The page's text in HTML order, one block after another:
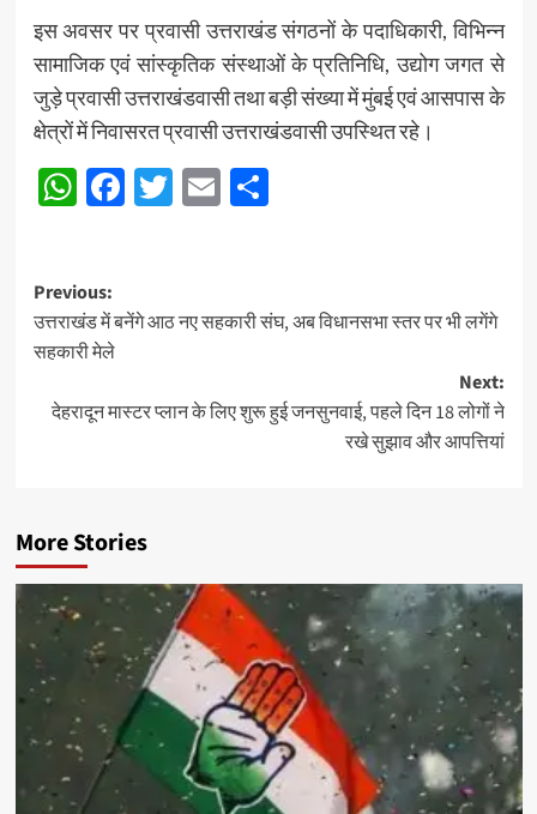
इस अवसर पर प्रवासी उत्तराखंड संगठनों के पदाधिकारी, विभिन्न
सामाजिक एवं सांस्कृतिक संस्थाओं के प्रतिनिधि, उद्योग जगत से
जुड़े प्रवासी उत्तराखंडवासी तथा बड़ी संख्या में मुंबई एवं आसपास के
क्षेत्रों में निवासरत प्रवासी उत्तराखंडवासी उपस्थित रहे।
WhatsApp
Facebook
Twitter
EmailShare
Post
navigation
Previous:
उत्तराखंड में बनेंगे आठ नए सहकारी संघ, अब विधानसभा स्तर पर भी लगेंगे
सहकारी मेले
Next:
देहरादून मास्टर प्लान के लिए शुरू हुई जनसुनवाई, पहले दिन 18 लोगों ने
रखे सुझाव और आपत्तियां
More Stories